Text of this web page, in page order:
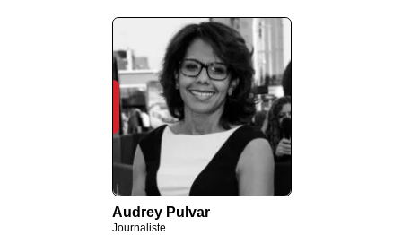
Audrey Pulvar
Journaliste